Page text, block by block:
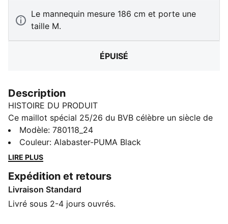
Le mannequin mesure 186 cm et porte une
taille M.
ÉPUISÉ
Description
HISTOIRE DU PRODUIT
Ce maillot spécial 25/26 du BVB célèbre un siècle de
football dans l'emblématique stade Rote Erde, théâtre
d'innombrables moments inoubliables à Dortmund.
Avec une impression ton sur ton qui salue l'histoire
Rote Erde au maximum, en gravant les murs et les
portes du stade dans le tissu du maillot. Complété par
une finition propre, l'histoire n'a jamais été aussi belle.
Modèle: 780118_24
Couleur: Alabaster-PUMA Black
LIRE PLUS
Expédition et retours
Livraison Standard
Livré sous 2-4 jours ouvrés.